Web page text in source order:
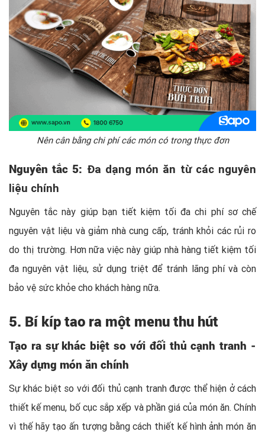
Nên cân bằng chi phí các món có trong thực đơn
Nguyên tắc 5: Đa dạng món ăn từ các nguyên
liệu chính
Nguyên tắc này giúp bạn tiết kiệm tối đa chi phí sơ chế
nguyên vật liệu và giảm nhà cung cấp, tránh khỏi các rủi ro
do thị trường. Hơn nữa việc này giúp nhà hàng tiết kiệm tối
đa nguyên vật liệu, sử dụng triệt để tránh lãng phí và còn
bảo vệ sức khỏe cho khách hàng nữa.
5. Bí kíp tao ra một menu thu hút
Tạo ra sự khác biệt so với đối thủ cạnh tranh -
Xây dựng món ăn chính
Sự khác biệt so với đối thủ cạnh tranh được thể hiện ở cách
thiết kế menu, bố cục sắp xếp và phần giá của món ăn. Chính
vì thế hãy tạo ấn tượng bằng cách thiết kế hình ảnh món ăn